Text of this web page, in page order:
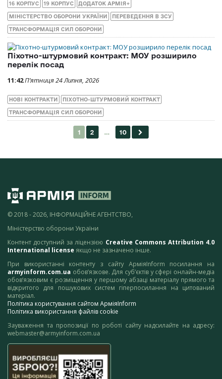
16 КОРПУС 19 КОРПУС ДОДАТОК АРМІЯ+
МІНІСТЕРСТВО ОБОРОНИ УКРАЇНИ ПЕРЕВЕДЕННЯ В ЗСУ
ТРАНСФОРМАЦІЯ СИЛ ОБОРОНИ
Піхотно-штурмовий контракт: МОУ розширило
перелік посад
11:42П’ятниця 24 Липня, 2026
НОВІ КОНТРАКТИ ПІХОТНО-ШТУРМОВИЙ КОНТРАКТ
ТРАНСФОРМАЦІЯ СИЛ ОБОРОНИ
© 2018 - 2026, ІНФОРМАЦІЙНЕ АГЕНТСТВО,
Міністерство оборони України
Контент доступний за ліцензією Creative Commons Attribution 4.0
International license якщо не зазначено інше.
При використанні контенту з сайту АрміяInform посилання на
armyinform.com.ua обов’язкове. Для суб’єктів у сфері онлайн-медіа
обов’язковим є розміщення у першому абзаці матеріалу прямого та
відкритого для пошукових систем гіперпосилання на цитований
матеріал.
Політика користування сайтом АрміяInform
Політика використання файлів cookie
Зауваження та пропозиції по роботі сайту надсилайте на адресу:
webmaster@armyinform.com.ua